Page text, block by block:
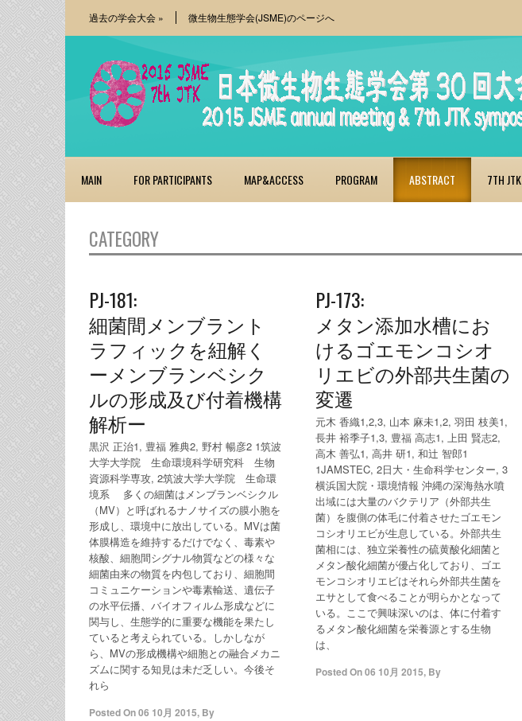
過去の学会大会 » 微生物生態学会(JSME)のページへ
MAIN FOR PARTICIPANTS MAP&ACCESS PROGRAM ABSTRACT 7TH JTK
CATEGORY
PJ-181:
細菌間メンブラント
ラフィックを紐解く
ーメンブランベシク
ルの形成及び付着機構
解析ー
黒沢 正治1, 豊福 雅典2, 野村 暢彦2 1筑波
大学大学院 生命環境科学研究科 生物
資源科学専攻, 2筑波大学大学院 生命環
境系 多くの細菌はメンブランベシクル
（MV）と呼ばれるナノサイズの膜小胞を
形成し、環境中に放出している。MVは菌
体膜構造を維持するだけでなく、毒素や
核酸、細胞間シグナル物質などの様々な
細菌由来の物質を内包しており、細胞間
コミュニケーションや毒素輸送、遺伝子
の水平伝播、バイオフィルム形成などに
関与し、生態学的に重要な機能を果たし
ていると考えられている。しかしなが
ら、MVの形成機構や細胞との融合メカニ
ズムに関する知見は未だ乏しい。今後そ
れら
Posted On06 10月 2015, By
PJ-173:
メタン添加水槽にお
けるゴエモンコシオ
リエビの外部共生菌の
変遷
元木 香織1,2,3, 山本 麻未1,2, 羽田 枝美1,
長井 裕季子1,3, 豊福 高志1, 上田 賢志2,
高木 善弘1, 高井 研1, 和辻 智郎1
1JAMSTEC, 2日大・生命科学センター, 3
横浜国大院・環境情報 沖縄の深海熱水噴
出域には大量のバクテリア（外部共生
菌）を腹側の体毛に付着させたゴエモン
コシオリエビが生息している。外部共生
菌相には、独立栄養性の硫黄酸化細菌と
メタン酸化細菌が優占化しており、ゴエ
モンコシオリエビはそれら外部共生菌を
エサとして食べることが明らかとなって
いる。ここで興味深いのは、体に付着す
るメタン酸化細菌を栄養源とする生物
は、
Posted On06 10月 2015, By